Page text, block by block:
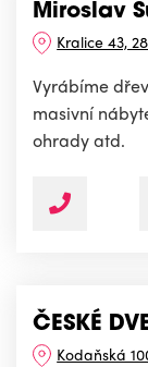
Miroslav
Kralice 43,
Vyrábíme
masivní
ohrady atd.
ČESKÉ
Kodaňská